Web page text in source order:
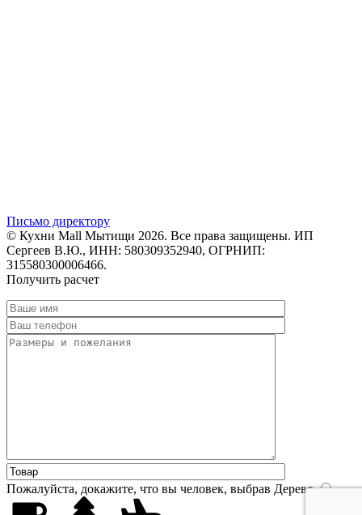
Письмо директору
© Кухни Mall Мытищи 2026. Все права защищены. ИП
Сергеев В.Ю., ИНН: 580309352940, ОГРНИП:
315580300006466.
Получить расчет
Пожалуйста, докажите, что вы человек, выбрав Дерево.